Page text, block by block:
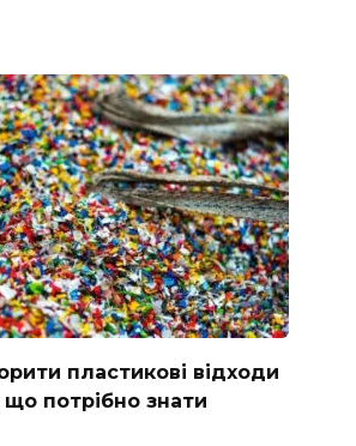
пластикові відходи
що потрібно знати